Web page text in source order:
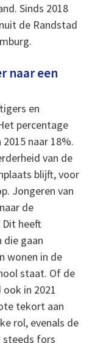
Sinds 2018
de Randstad
naar een
en
percentage
naar 18%.
van de
blijft, voor
Jongeren van
de
heeft
gaan
wonen in de
staat. Of de
in 2021
tekort aan
rol, evenals de
steeds fors